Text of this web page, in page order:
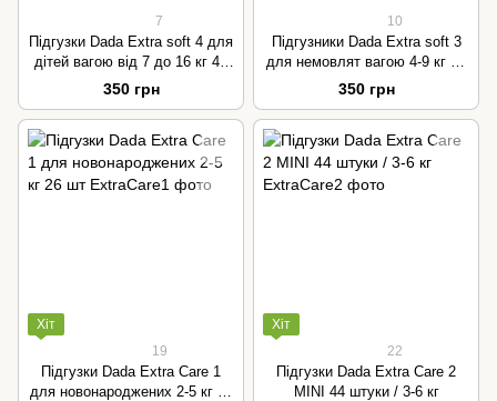
7
Підгузки Dada Extra soft 4 для
дітей вагою від 7 до 16 кг 48
шт
350 грн
10
Підгузники Dada Extra soft 3
для немовлят вагою 4-9 кг 54
шт
350 грн
Хіт
19
Підгузки Dada Extra Care 1
для новонароджених 2-5 кг 26
Хіт
22
Підгузки Dada Extra Care 2
MINI 44 штуки / 3-6 кг